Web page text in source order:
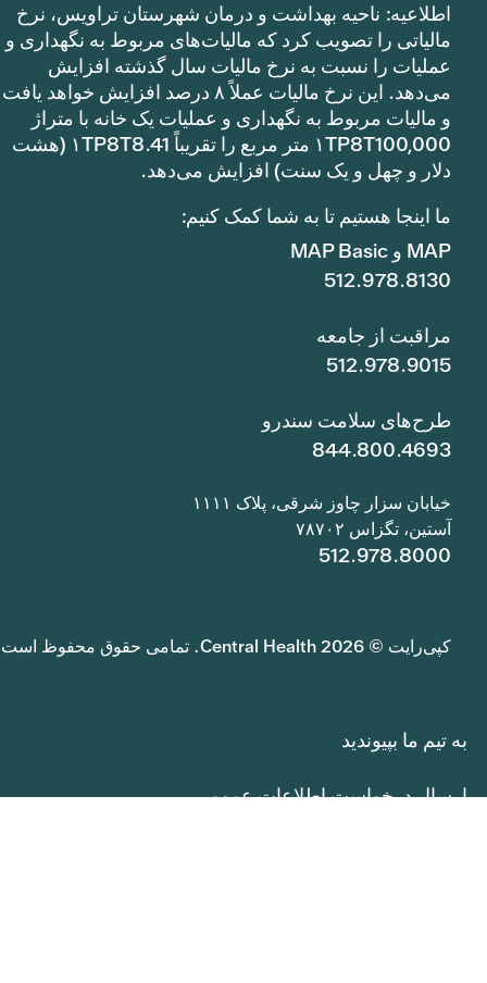
اطلاعیه: ناحیه بهداشت و درمان شهرستان تراویس، نرخ
مالیاتی را تصویب کرد که مالیات‌های مربوط به نگهداری و
عملیات را نسبت به نرخ مالیات سال گذشته افزایش
می‌دهد. این نرخ مالیات عملاً ۸ درصد افزایش خواهد یافت
و مالیات مربوط به نگهداری و عملیات یک خانه با متراژ
۱TP8T100,000 متر مربع را تقریباً ۱TP8T8.41 (هشت
دلار و چهل و یک سنت) افزایش می‌دهد.
ما اینجا هستیم تا به شما کمک کنیم:
MAP و MAP Basic
512.978.8130
مراقبت از جامعه
512.978.9015
طرح‌های سلامت سندرو
844.800.4693
خیابان سزار چاوز شرقی، پلاک ۱۱۱۱
آستین، تگزاس ۷۸۷۰۲
512.978.8000
کپی‌رایت © 2026 Central Health. تمامی حقوق محفوظ است.
به تیم ما بپیوندید
ارسال درخواست اطلاعات عمومی